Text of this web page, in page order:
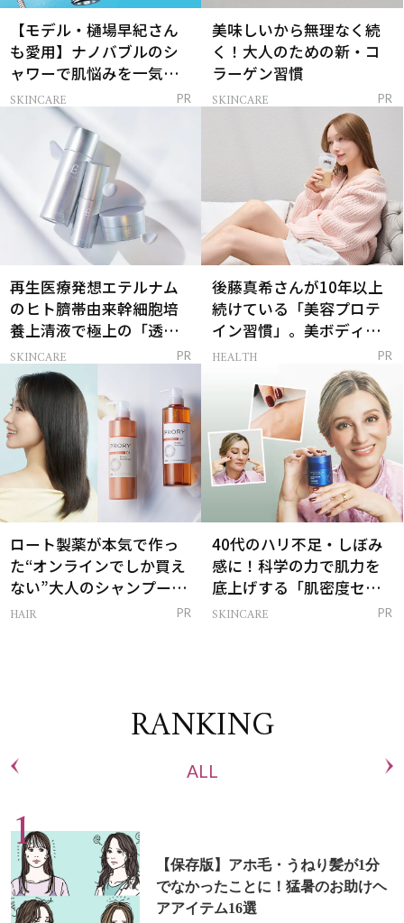
【モデル・樋場早紀さん
も愛用】ナノバブルのシ
ャワーで肌悩みを一気に
解決
SKINCARE PR
美味しいから無理なく続
く！大人のための新・コ
ラーゲン習慣
SKINCARE PR
再生医療発想エテルナム
のヒト臍帯由来幹細胞培
養上清液で極上の「透明
感ハリ肌」へ
SKINCARE PR
後藤真希さんが10年以上
続けている「美容プロテ
イン習慣」。美ボディを
支える朝ルーティンと
HEALTH PR
ロート製薬が本気で作っ
た“オンラインでしか買え
ない”大人のシャンプー＆
トリートメントって？
HAIR PR
40代のハリ不足・しぼみ
感に！科学の力で肌力を
底上げする「肌密度セラ
ム」
SKINCARE PR
RANKING
ALL
【保存版】アホ毛・うねり髪が1分
でなかったことに！猛暑のお助けヘ
アアイテム16選